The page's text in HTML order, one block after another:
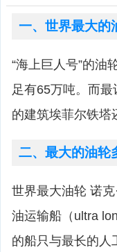
一、世界最大的
“海上巨人号”的油
足有65万吨。而
的建筑埃菲尔铁塔
二、最大的油轮
世界最大油轮 诺
油运输船（ultra
的船只与最长的人